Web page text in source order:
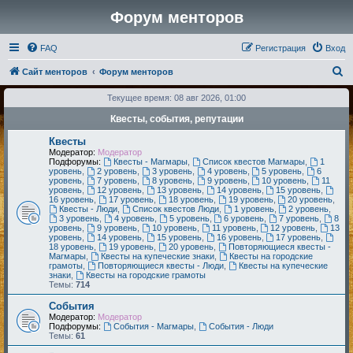
Форум менторов
FAQ Вход
Регистрация
Сайт менторов Форум менторов
о
и
Текущее время: 08 авг 2026, 01:00
Квесты, события, репутации
Квесты
Модератор: Модератор
Подфорумы:
Квесты - Магмары, Список квестов Магмары,
1
уровень
2 уровень, 3 уровень, 4 уровень, 5 уровень
6
уровень
7 уровень, 8 уровень, 9 уровень, 10 уровень
11
уровень
12 уровень, 13 уровень, 14 уровень, 15 уровень
16 уровень
17 уровень, 18 уровень, 19 уровень, 20 уровень
Квесты - Люди, Список квестов Люди, 1 уровень, 2 уровень
3 уровень, 4 уровень, 5 уровень, 6 уровень 7 уровень
8
уровень
9 уровень, 10 уровень, 11 уровень, 12 уровень
13
уровень
14 уровень, 15 уровень, 16 уровень, 17 уровень
18 уровень
19 уровень, 20 уровень,
Повторяющиеся квесты -
Магмары
Квесты на купеческие знаки,
Квесты на городские
грамоты
Повторяющиеся квесты - Люди,
Квесты на купеческие
знаки
Квесты на городские грамоты
Темы: 714
События
Модератор: Модератор
Подфорумы:
События - Магмары,
События - Люди
Темы: 61